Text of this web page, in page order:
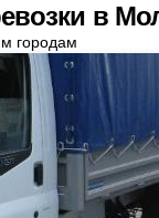
в
городам